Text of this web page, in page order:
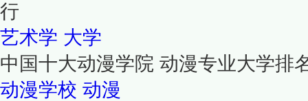
行
艺术学 大学
中国十大动漫学院 动漫专业大学排
动漫学校 动漫